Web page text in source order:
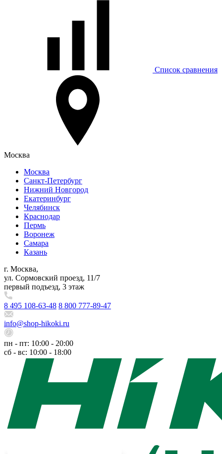
Список сравнения
Москва
Москва
Санкт-Петербург
Нижний Новгород
Екатеринбург
Челябинск
Краснодар
Пермь
Воронеж
Самара
Казань
г. Москва,
ул. Сормовский проезд, 11/7
первый подъезд, 3 этаж
8 495 108-63-48 8 800 777-89-47
info@shop-hikoki.ru
пн - пт: 10:00 - 20:00
сб - вс: 10:00 - 18:00